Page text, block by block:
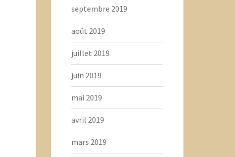
septembre 2019
août 2019
juillet 2019
juin 2019
mai 2019
avril 2019
mars 2019